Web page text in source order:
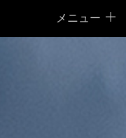
メニュー